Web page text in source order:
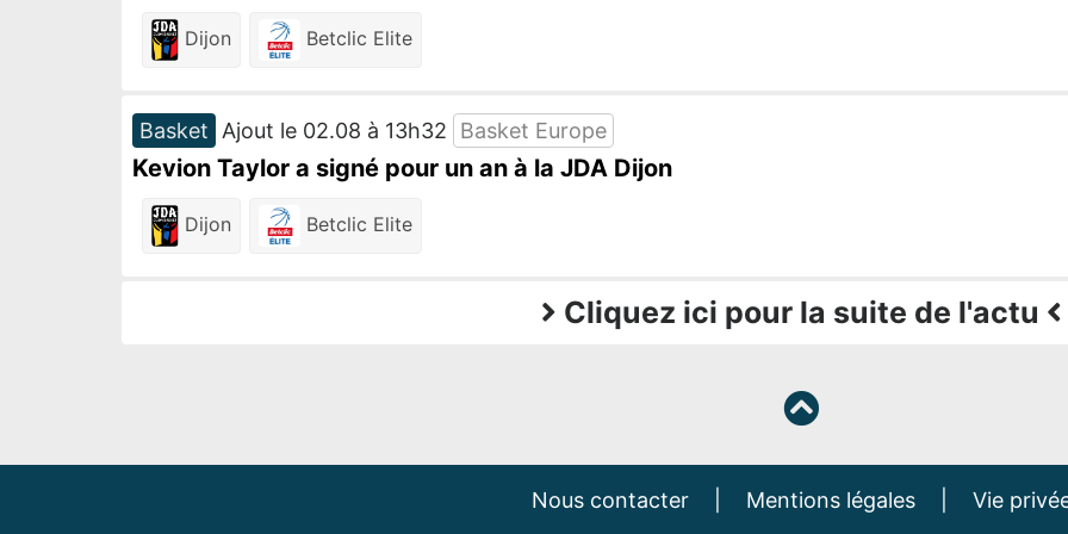
Dijon Betclic Elite
Basket Ajout le 02.08 à 13h32 Basket Europe
Kevion Taylor a signé pour un an à la JDA Dijon
Dijon Betclic Elite
Cliquez ici pour la suite de l'actu
Nous contacter Mentions légales Vie